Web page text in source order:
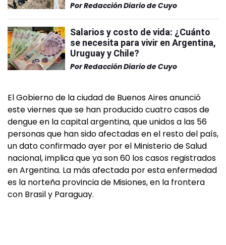
PorRedacción Diario de Cuyo
Salarios y costo de vida: ¿Cuánto
se necesita para vivir en Argentina,
Uruguay y Chile?
PorRedacción Diario de Cuyo
El Gobierno de la ciudad de Buenos Aires anunció
este viernes que se han producido cuatro casos de
dengue en la capital argentina, que unidos a las 56
personas que han sido afectadas en el resto del país,
un dato confirmado ayer por el Ministerio de Salud
nacional, implica que ya son 60 los casos registrados
en Argentina. La más afectada por esta enfermedad
es la norteña provincia de Misiones, en la frontera
con Brasil y Paraguay.